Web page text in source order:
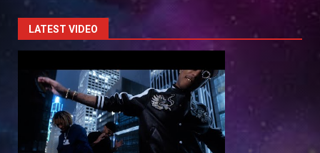
LATEST VIDEO